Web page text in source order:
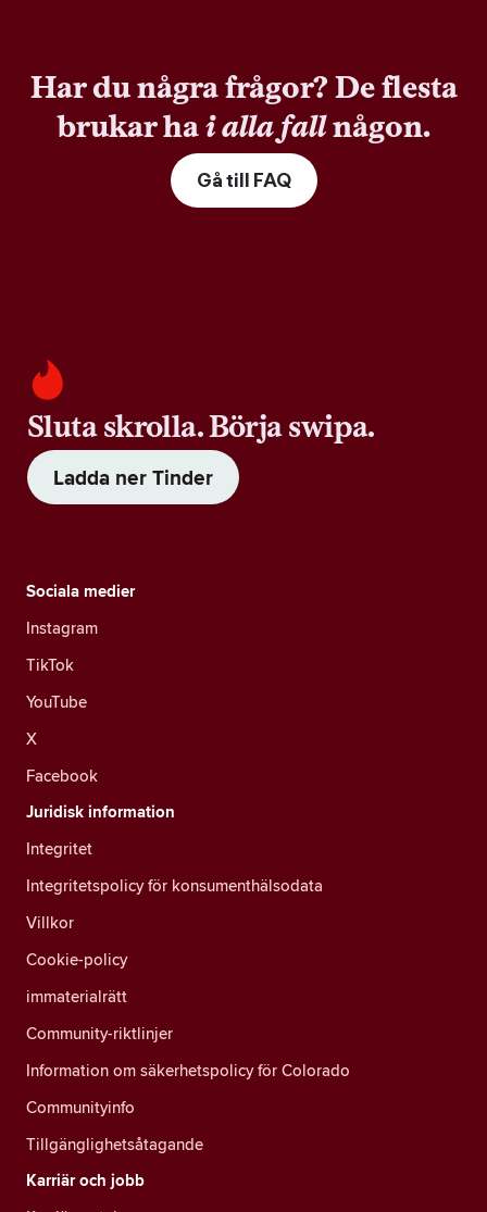
Har du några frågor? De flesta
brukar hai alla fallnågon.
Gå till FAQ
Sluta skrolla. Börja swipa.
Ladda ner Tinder
Sociala medier
Instagram
TikTok
YouTube
X
Facebook
Juridisk information
Integritet
Integritetspolicy för konsumenthälsodata
Villkor
Cookie-policy
immaterialrätt
Community-riktlinjer
Information om säkerhetspolicy för Colorado
Communityinfo
Tillgänglighetsåtagande
Karriär och jobb